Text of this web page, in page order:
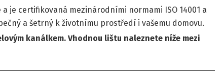
je certifikovaná mezinárodními normami ISO 14001 a
a šetrný k životnímu prostředí i vašemu domovu.
kanálkem. Vhodnou lištu naleznete níže mezi